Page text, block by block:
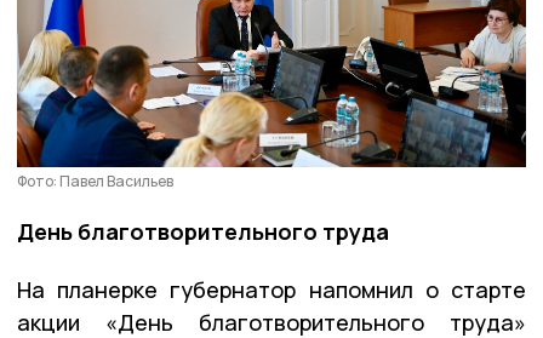
Фото: Павел Васильев
День благотворительного труда
На планерке губернатор напомнил о старте
акции «День благотворительного труда»